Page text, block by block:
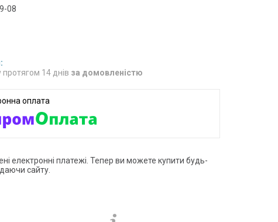
08
14 днів за домовленістю
електронні платежі. Тепер ви можете купити будь-
сайту.